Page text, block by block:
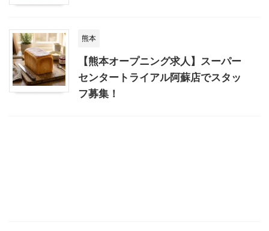
熊本
【熊本オープニング求人】スーパー
センタートライアル阿蘇店でスタッ
フ募集！